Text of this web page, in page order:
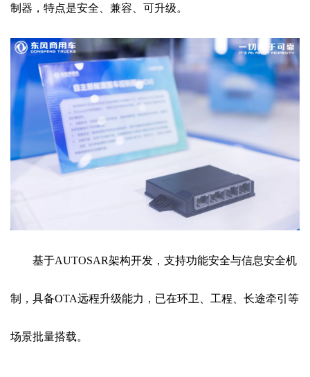
制器，特点是安全、兼容、可升级。
基于AUTOSAR架构开发，支持功能安全与信息安全机
制，具备OTA远程升级能力，已在环卫、工程、长途牵引等
场景批量搭载。